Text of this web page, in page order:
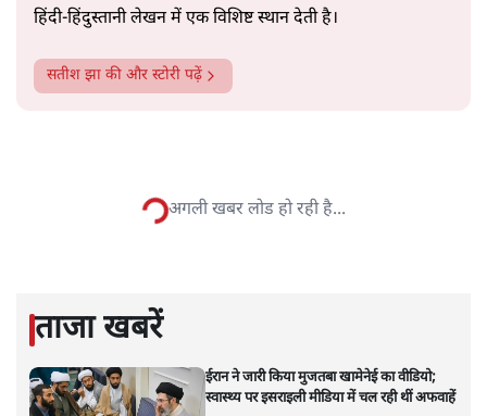
सत्य हिन्दी ऐपडाउनलोडकरें
विश्लेषणात्मक और मानवीय स्वरों में से एक हैं। शिक्षा, समाज,